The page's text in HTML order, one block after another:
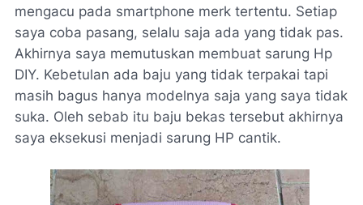
mengacu pada smartphone merk tertentu. Setiap
saya coba pasang, selalu saja ada yang tidak pas.
Akhirnya saya memutuskan membuat sarung Hp
DIY. Kebetulan ada baju yang tidak terpakai tapi
masih bagus hanya modelnya saja yang saya tidak
suka. Oleh sebab itu baju bekas tersebut akhirnya
saya eksekusi menjadi sarung HP cantik.